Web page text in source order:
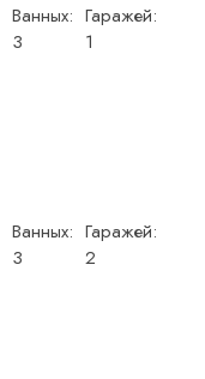
Ванных:
3
Гаражей:
1
Ванных:
3
Гаражей:
2